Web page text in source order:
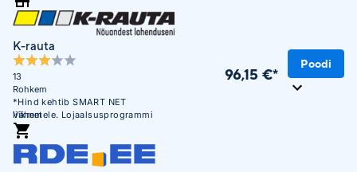
K-rauta
13
Rohkem
*Hind kehtib SMART NET
liikmetele. Lojaalsusprogrammi
mittekuuluvatele liikmetele on hind
103,90 €
Vähem
96,15 €*
Poodi